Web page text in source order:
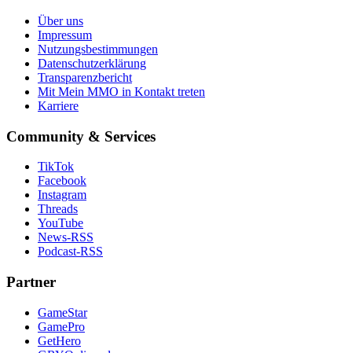
Über uns
Impressum
Nutzungsbestimmungen
Datenschutzerklärung
Transparenzbericht
Mit Mein MMO in Kontakt treten
Karriere
Community & Services
TikTok
Facebook
Instagram
Threads
YouTube
News-RSS
Podcast-RSS
Partner
GameStar
GamePro
GetHero